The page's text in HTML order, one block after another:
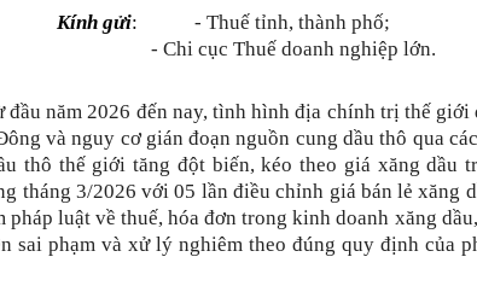
Kính gửi:
- Thuế tỉnh, thành phố;
- Chi cục Thuế doanh nghiệp lớn.
đầu năm 2026 đến nay, tình hình địa chính trị thế giới
và nguy cơ gián đoạn nguồn cung dầu thô qua
thô thế giới tăng đột biến, kéo theo giá xăng dầu
tháng 3/2026 với 05 lần điều chỉnh giá bán lẻ xăng
luật về thuế, hóa đơn trong kinh doanh xăng
sai phạm và xử lý nghiêm theo đúng quy định của